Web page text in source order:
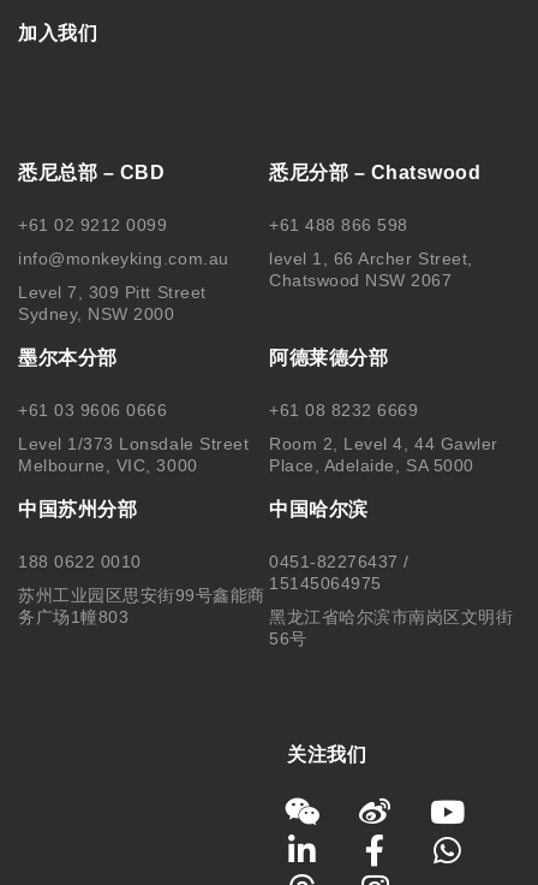
加入我们
悉尼总部 – CBD
+61 02 9212 0099
info@monkeyking.com.au
Level 7, 309 Pitt Street
Sydney, NSW 2000
悉尼分部 – Chatswood
+61 488 866 598
level 1, 66 Archer Street,
Chatswood NSW 2067
墨尔本分部
+61 03 9606 0666
Level 1/373 Lonsdale Street
Melbourne, VIC, 3000
阿德莱德分部
+61 08 8232 6669
Room 2, Level 4, 44 Gawler
Place, Adelaide, SA 5000
中国苏州分部
188 0622 0010
苏州工业园区思安街99号鑫能商
务广场1幢803
中国哈尔滨
0451-82276437 /
15145064975
黑龙江省哈尔滨市南岗区文明街
56号
关注我们